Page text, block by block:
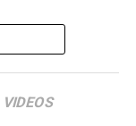
VIDEOS